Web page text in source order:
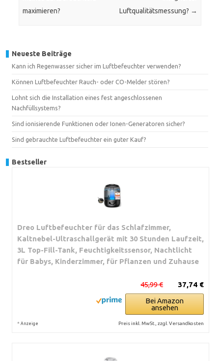
maximieren?
Luftqualitätsmessung? →
Neueste Beiträge
Kann ich Regenwasser sicher im Luftbefeuchter verwenden?
Können Luftbefeuchter Rauch- oder CO-Melder stören?
Lohnt sich die Installation eines fest angeschlossenen
Nachfüllsystems?
Sind ionisierende Funktionen oder Ionen-Generatoren sicher?
Sind gebrauchte Luftbefeuchter ein guter Kauf?
Bestseller
Dreo Luftbefeuchter für das Schlafzimmer,
Kaltnebel-Ultraschallgerät mit 30 Stunden Laufzeit,
3L Top-Fill-Tank, Feuchtigkeitssensor, Nachtlicht
für Babys, Kinderzimmer, für Pflanzen und Zuhause
37,74 €
45,99 €
Bei Amazon
ansehen
* Anzeige Preis inkl. MwSt., zzgl. Versandkosten